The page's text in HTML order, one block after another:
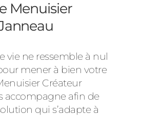
Menuisier
vie ne ressemble à nul
mener à bien votre
Créateur
accompagne afin de
qui s’adapte à